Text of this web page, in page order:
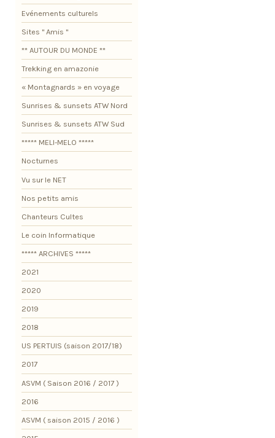
Evénements culturels
Sites " Amis "
** AUTOUR DU MONDE **
Trekking en amazonie
« Montagnards » en voyage
Sunrises & sunsets ATW Nord
Sunrises & sunsets ATW Sud
***** MELI-MELO *****
Nocturnes
Vu sur le NET
Nos petits amis
Chanteurs Cultes
Le coin Informatique
***** ARCHIVES *****
2021
2020
2019
2018
US PERTUIS (saison 2017/18)
2017
ASVM ( Saison 2016 / 2017 )
2016
ASVM ( saison 2015 / 2016 )